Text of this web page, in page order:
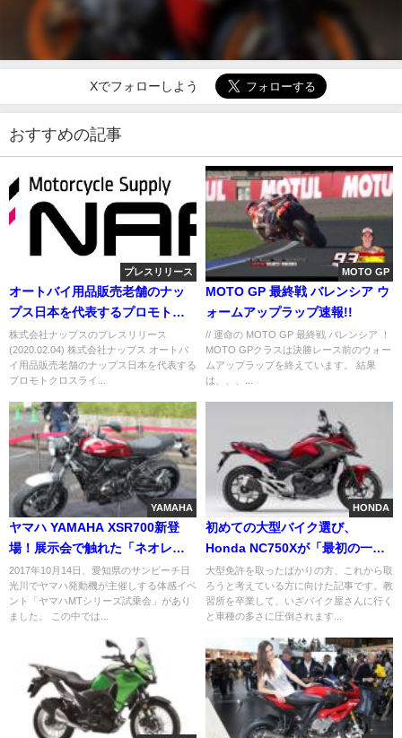
Xでフォローしよう
おすすめの記事
プレスリリース
オートバイ用品販売老舗のナッ
プス日本を代表するプロモトク
ロスライ ダー成田亮選手とスポ
ンサー契約を締結～ 全てのライ
ダーに勇気を与える成田選手を
株式会社ナップスのプレスリリース
(2020.02.04) 株式会社ナップス オートバ
イ用品販売老舗のナップス日本を代表する
プロモトクロスライ...
MOTO GP
MOTO GP 最終戦 バレンシア ウ
ォームアップラップ速報!!
// 運命の MOTO GP 最終戦 バレンシア ！
MOTO GPクラスは決勝レース前のウォー
ムアップラップを終えています。 結果
は、、、...
YAMAHA
ヤマハ YAMAHA XSR700新登
場！展示会で触れた「ネオレト
ロ」とは？
2017年10月14日、愛知県のサンビーチ日
光川でヤマハ発動機が主催しする体感イベ
ント「ヤマハMTシリーズ試乗会」があり
ました。 この中では...
HONDA
初めての大型バイク選び、
Honda NC750Xが「最初の一
台」に選ばれる理由
大型免許を取ったばかりの方、これから取
ろうと考えている方に向けた記事です。教
習所を卒業して、いざバイク屋さんに行く
と車種の多さに圧倒されます...